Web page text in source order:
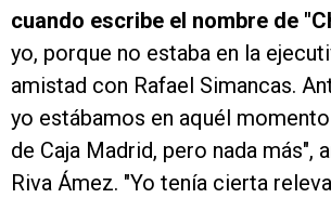
cuando escribe el nombre de
yo, porque no estaba en la
amistad con Rafael Simancas.
yo estábamos en aquél
de Caja Madrid, pero nada más",
Riva Ámez. "Yo tenía cierta